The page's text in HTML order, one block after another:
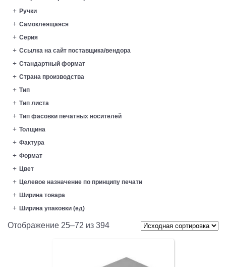
Ручки
Самоклеящаяся
Серия
Ссылка на сайт поставщика/вендора
Стандартный формат
Страна производства
Тип
Тип листа
Тип фасовки печатных носителей
Толщина
Фактура
Формат
Цвет
Целевое назначение по принципу печати
Ширина товара
Ширина упаковки (ед)
Отображение 25–72 из 394